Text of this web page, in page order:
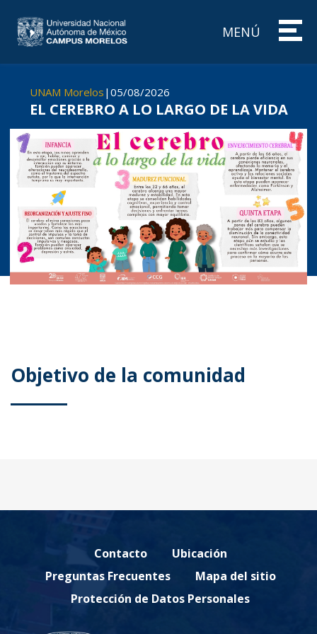
MENÚ
UNAM Morelos | 05/08/2026
EL CEREBRO A LO LARGO DE LA VIDA
Objetivo de la comunidad
Contacto
Ubicación
Preguntas Frecuentes
Mapa del sitio
Protección de Datos Personales